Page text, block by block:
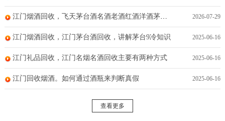
江门烟酒回收，飞天茅台酒名酒老酒红酒洋酒茅台酒冬虫夏草五粮液回收 2026-07-29
江门烟酒回收，江门茅台酒回收，讲解茅台9冷知识 2025-06-16
江门礼品回收，江门名烟名酒回收主要有两种方式 2025-06-16
江门回收烟酒。如何通过酒瓶来判断真假 2025-06-16
查看更多